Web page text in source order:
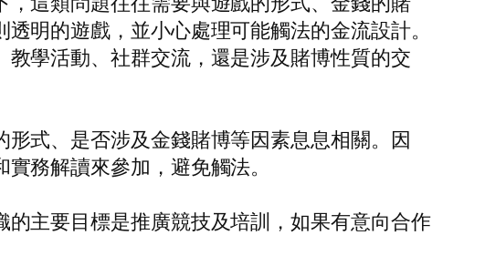
明的遊戲，並小心處理可能觸法的金流設計。
學活動、社群交流，還是涉及賭博性質的交
式、是否涉及金錢賭博等因素息息相關。因
務解讀來參加，避免觸法。
主要目標是推廣競技及培訓，如果有意向合作